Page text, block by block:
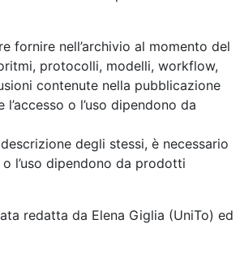
fornire nell’archivio al momento del
protocolli, modelli, workflow,
contenute nella pubblicazione
o l’uso dipendono da
degli stessi, è necessario
l’uso dipendono da prodotti
redatta da Elena Giglia (UniTo) ed